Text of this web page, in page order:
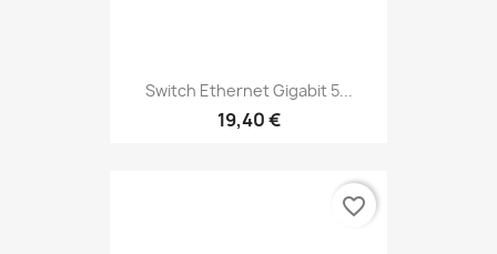
Switch Ethernet Gigabit 5...
19,40 €
favorite_border